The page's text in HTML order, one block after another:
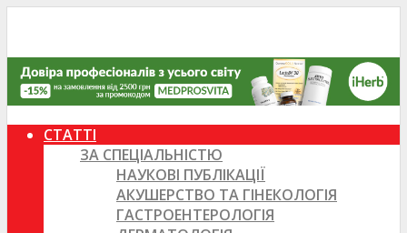
СТАТТІ
ЗА СПЕЦІАЛЬНІСТЮ
НАУКОВІ ПУБЛІКАЦІЇ
АКУШЕРСТВО ТА ГІНЕКОЛОГІЯ
ГАСТРОЕНТЕРОЛОГІЯ